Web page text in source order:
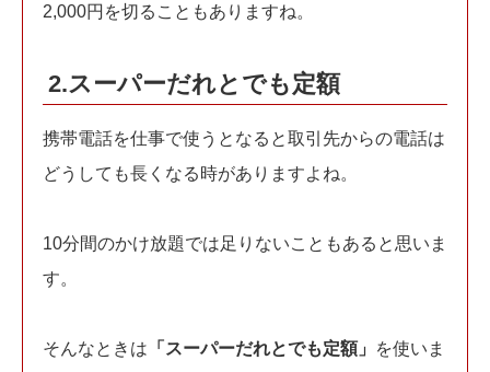
2,000円を切ることもありますね。
2.スーパーだれとでも定額
携帯電話を仕事で使うとなると取引先からの電話は
どうしても長くなる時がありますよね。
10分間のかけ放題では足りないこともあると思いま
す。
そんなときは 「スーパーだれとでも定額」
を使いま